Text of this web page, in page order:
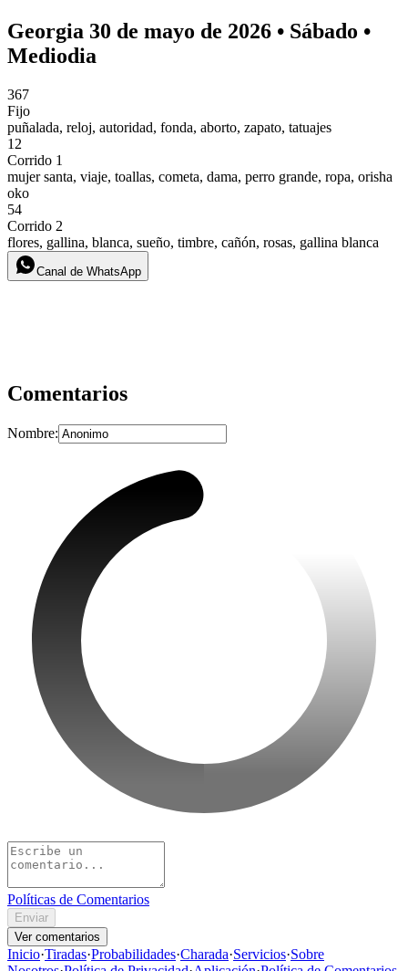
Georgia 30 de mayo de 2026 • Sábado •
Mediodia
367
Fijo
puñalada, reloj, autoridad, fonda, aborto, zapato, tatuajes
12
Corrido 1
mujer santa, viaje, toallas, cometa, dama, perro grande, ropa, orisha
oko
54
Corrido 2
flores, gallina, blanca, sueño, timbre, cañón, rosas, gallina blanca
Canal de WhatsApp
Comentarios
Nombre:
Políticas de Comentarios
Enviar
Ver comentarios
Inicio·Tiradas·Probabilidades·Charada·Servicios·Sobre